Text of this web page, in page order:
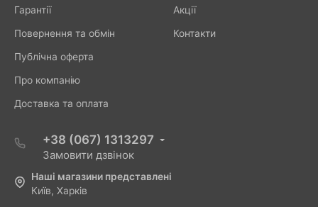
Гарантії
Повернення та обмін
Публічна оферта
Про компанію
Доставка та оплата
Акції
Контакти
+38 (067) 1313297
Замовити дзвінок
Наші магазини представлені
Київ, Харків